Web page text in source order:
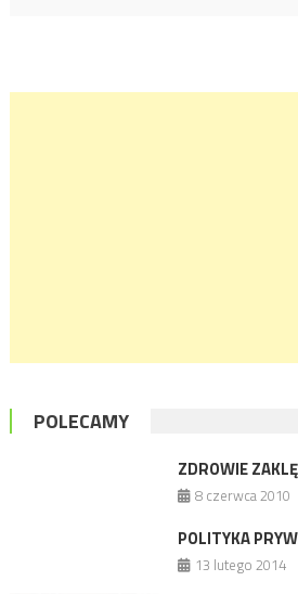
POLECAMY
ZDROWIE
8 czerwca 2010
POLITYKA
13 lutego 2014